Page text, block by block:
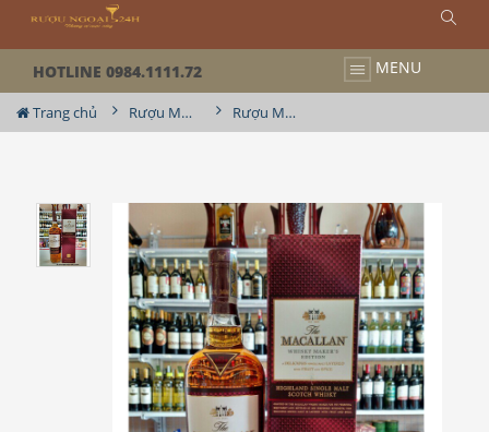
HOTLINE 0984.1111.72 MENU
Trang chủ Rượu Macallan Rượu Macallan 1824 Whisky Maker's Edition